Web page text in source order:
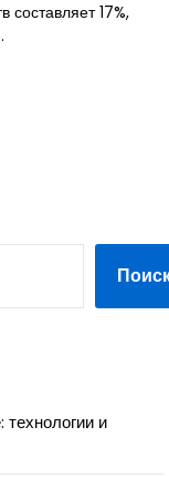
составляет 17%,
и